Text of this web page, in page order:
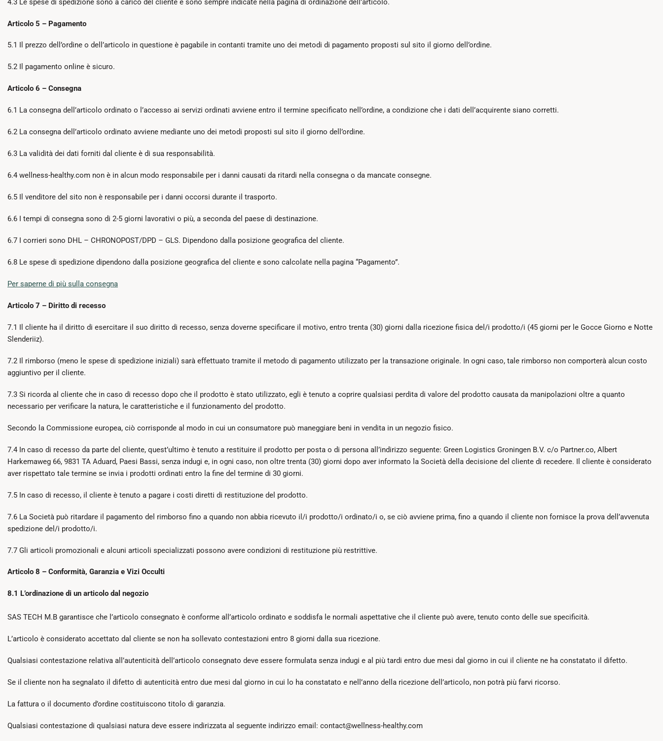
Articolo 5 – Pagamento
5.1 Il prezzo dell’ordine o dell’articolo in questione è pagabile in contanti tramite uno dei metodi di pagamento proposti sul sito il giorno dell’ordine.
5.2 Il pagamento online è sicuro.
Articolo 6 – Consegna
6.1 La consegna dell’articolo ordinato o l’accesso ai servizi ordinati avviene entro il termine specificato nell’ordine, a condizione che i dati dell’acquirente siano corretti.
6.2 La consegna dell’articolo ordinato avviene mediante uno dei metodi proposti sul sito il giorno dell’ordine.
6.3 La validità dei dati forniti dal cliente è di sua responsabilità.
6.4 wellness-healthy.com non è in alcun modo responsabile per i danni causati da ritardi nella consegna o da mancate consegne.
6.5 Il venditore del sito non è responsabile per i danni occorsi durante il trasporto.
6.6 I tempi di consegna sono di 2-5 giorni lavorativi o più, a seconda del paese di destinazione.
6.7 I corrieri sono DHL – CHRONOPOST/DPD – GLS. Dipendono dalla posizione geografica del cliente.
6.8 Le spese di spedizione dipendono dalla posizione geografica del cliente e sono calcolate nella pagina “Pagamento”.
Per saperne di più sulla consegna
Articolo 7 – Diritto di recesso
7.1 Il cliente ha il diritto di esercitare il suo diritto di recesso, senza doverne specificare il motivo, entro trenta (30) giorni dalla ricezione fisica del/i prodotto/i (45 giorni per le Gocce Giorno e Notte
Slenderiiz).
7.2 Il rimborso (meno le spese di spedizione iniziali) sarà effettuato tramite il metodo di pagamento utilizzato per la transazione originale. In ogni caso, tale rimborso non comporterà alcun costo
aggiuntivo per il cliente.
7.3 Si ricorda al cliente che in caso di recesso dopo che il prodotto è stato utilizzato, egli è tenuto a coprire qualsiasi perdita di valore del prodotto causata da manipolazioni oltre a quanto
necessario per verificare la natura, le caratteristiche e il funzionamento del prodotto.
Secondo la Commissione europea, ciò corrisponde al modo in cui un consumatore può maneggiare beni in vendita in un negozio fisico.
7.4 In caso di recesso da parte del cliente, quest’ultimo è tenuto a restituire il prodotto per posta o di persona all’indirizzo seguente: Green Logistics Groningen B.V. c/o Partner.co, Albert
Harkemaweg 66, 9831 TA Aduard, Paesi Bassi, senza indugi e, in ogni caso, non oltre trenta (30) giorni dopo aver informato la Società della decisione del cliente di recedere. Il cliente è considerato
aver rispettato tale termine se invia i prodotti ordinati entro la fine del termine di 30 giorni.
7.5 In caso di recesso, il cliente è tenuto a pagare i costi diretti di restituzione del prodotto.
7.6 La Società può ritardare il pagamento del rimborso fino a quando non abbia ricevuto il/i prodotto/i ordinato/i o, se ciò avviene prima, fino a quando il cliente non fornisce la prova dell’avvenuta
spedizione del/i prodotto/i.
7.7 Gli articoli promozionali e alcuni articoli specializzati possono avere condizioni di restituzione più restrittive.
Articolo 8 – Conformità, Garanzia e Vizi Occulti
8.1 L’ordinazione di un articolo dal negozio
SAS TECH M.B garantisce che l’articolo consegnato è conforme all’articolo ordinato e soddisfa le normali aspettative che il cliente può avere, tenuto conto delle sue specificità.
L’articolo è considerato accettato dal cliente se non ha sollevato contestazioni entro 8 giorni dalla sua ricezione.
Qualsiasi contestazione relativa all’autenticità dell’articolo consegnato deve essere formulata senza indugi e al più tardi entro due mesi dal giorno in cui il cliente ne ha constatato il difetto.
Se il cliente non ha segnalato il difetto di autenticità entro due mesi dal giorno in cui lo ha constatato e nell’anno della ricezione dell’articolo, non potrà più farvi ricorso.
La fattura o il documento d’ordine costituiscono titolo di garanzia.
Qualsiasi contestazione di qualsiasi natura deve essere indirizzata al seguente indirizzo email: contact@wellness-healthy.com